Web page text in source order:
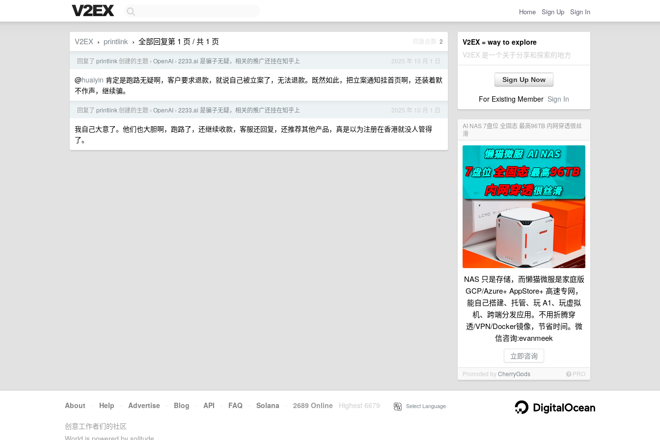
Home Sign Up Sign In
V2EX = way to explore
V2EX 是一个关于分享和探索的地方
Sign Up Now
For Existing Member Sign In
AI NAS 7盘位 全固态 最高96TB 内网穿透很丝
滑
NAS 只是存储，而懒猫微服是家庭版
GCP/Azure+ AppStore+ 高速专网，
能自己搭建、托管、玩 A1、玩虚拟
机、跨端分发应用。不用折腾穿
透/VPN/Docker镜像，节省时间。微
信咨询:evanmeek
立即咨询
Promoted byCherryGods PRO
V2EX › printlink › 全部回复第 1 页 / 共 1 页 回复总数 2
2025 年 10 月 1 日
回复了 printlink创建的主题 › OpenAI › 2233.ai 是骗子无疑，相关的推广还挂在知乎上
@huaiyin 肯定是跑路无疑啊，客户要求退款，就说自己被立案了，无法退款。既然如此，把立案通知挂首页啊，还装着默
不作声，继续骗。
2025 年 10 月 1 日
回复了 printlink创建的主题 › OpenAI › 2233.ai 是骗子无疑，相关的推广还挂在知乎上
我自己大意了。他们也大胆啊，跑路了，还继续收款，客服还回复，还推荐其他产品，真是以为注册在香港就没人管得
了。
About · Help · Advertise · Blog · API · FAQ · Solana · 2689 Online Highest 6679 Select Language
创意工作者们的社区